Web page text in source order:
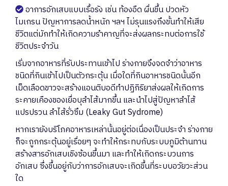
อาการอักเสบแบบเรื้อรัง เช่น ท้องอืด ผื่นขึ้น ปวดหัว
ไมเกรน ปัญหาการลดน้ำหนัก ฯลฯ ไม่รุนแรงถึงขั้นทำให้เสีย
ชีวิตแต่มักทำให้เกิดความรำคาญที่จะส่งผลกระทบต่อการใช้
ชีวิตประจำวัน
เริ่มจากอาหารที่รับประทานเข้าไป ร่างกายจึงจดจำว่าอาหาร
ชนิดที่กินเข้าไปเป็นตัวกระตุ้น เมื่อใดที่กินอาหารชนิดนั้นอีก
เม็ดเลือดขาวจะสร้างแอนติบอดีทำปฏิกิริยาส่งผลให้เกิดการ
ระคายเคืองของเยื่อบุลำไส้มากขึ้น และนำไปสู่ปัญหาลำไส้
แปรปรวน ลำไส้รั่วซึม (Leaky Gut Sydrome)
หากเรายังบริโภคอาหารเหล่านั้นอยู่ต่อเนื่องเป็นประจำ ร่างกาย
ก็จะถูกกระตุ้นอยู่เรื่อยๆ จะทำให้กระทบกับระบบภูมิต้านทาน
สร้างสารอักเสบเชิงซ้อนขึ้นมา และทำให้เกิดกระบวนการ
อักเสบ ซึ่งขึ้นอยู่กับว่าการอักเสบจะเกิดขึ้นที่ระบบอวัยวะส่วน
ใด